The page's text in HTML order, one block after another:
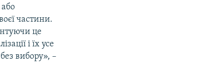
частини.
це
і їх усе
вибору», –